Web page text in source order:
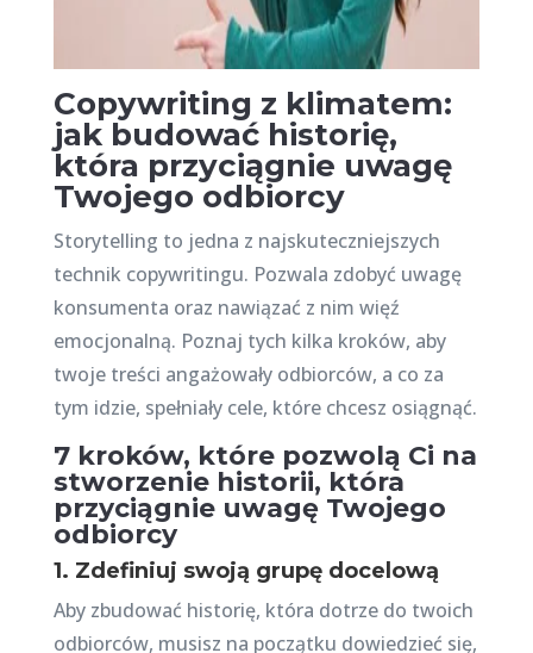
Copywriting z klimatem:
jak budować historię,
która przyciągnie uwagę
Twojego odbiorcy
Storytelling to jedna z najskuteczniejszych
technik copywritingu. Pozwala zdobyć uwagę
konsumenta oraz nawiązać z nim więź
emocjonalną. Poznaj tych kilka kroków, aby
twoje treści angażowały odbiorców, a co za
tym idzie, spełniały cele, które chcesz osiągnąć.
7 kroków, które pozwolą Ci na
stworzenie historii, która
przyciągnie uwagę Twojego
odbiorcy
1. Zdefiniuj swoją grupę docelową
Aby zbudować historię, która dotrze do twoich
odbiorców, musisz na początku dowiedzieć się,